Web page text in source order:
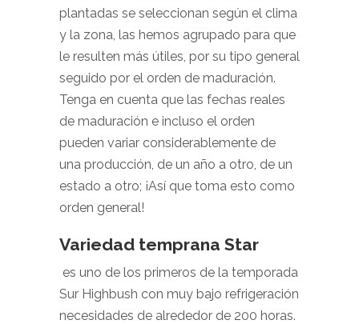
plantadas se seleccionan según el clima
y la zona, las hemos agrupado para que
le resulten más útiles, por su tipo general
seguido por el orden de maduración.
Tenga en cuenta que las fechas reales
de maduración e incluso el orden
pueden variar considerablemente de
una producción, de un año a otro, de un
estado a otro; ¡Así que toma esto como
orden general!
Variedad temprana Star
es uno de los primeros de la temporada
Sur Highbush con muy bajo refrigeración
necesidades de alrededor de 200 horas.